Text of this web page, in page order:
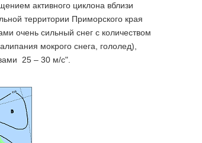
активного циклона вблизи
территории Приморского края
очень сильный снег с количеством
мокрого снега, гололед),
25 – 30 м/с".